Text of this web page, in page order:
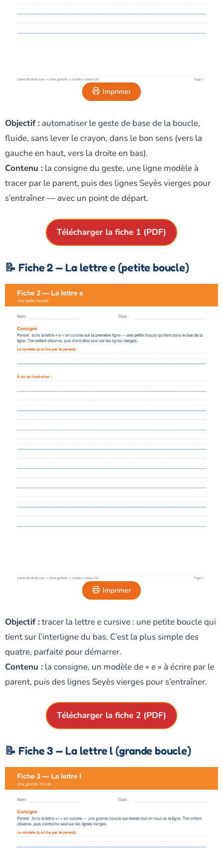
Imprimer
Objectif : automatiser le geste de base de la boucle,
fluide, sans lever le crayon, dans le bon sens (vers la
gauche en haut, vers la droite en bas).
Contenu : la consigne du geste, une ligne modèle à
tracer par le parent, puis des lignes Seyès vierges pour
s’entraîner — avec un point de départ.
Télécharger la fiche 1 (PDF)
📝 Fiche 2 — La lettre e (petite boucle)
Imprimer
Objectif :tracer la lettre e cursive : une petite boucle qui
tient sur l’interligne du bas. C’est la plus simple des
quatre, parfaite pour démarrer.
Contenu : la consigne, un modèle de « e » à écrire par le
parent, puis des lignes Seyès vierges pour s’entraîner.
Télécharger la fiche 2 (PDF)
📝 Fiche 3 — La lettre l (grande boucle)